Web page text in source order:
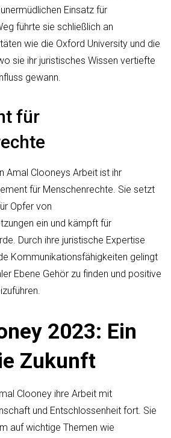
Einsatz für
führte sie schließlich an
wie die Oxford University und die
sie ihr juristisches Wissen vertiefte
gewann.
für
Amal Clooneys Arbeit ist ihr
für Menschenrechte. Sie setzt
Opfer von
ein und kämpft für
Durch ihre juristische Expertise
Kommunikationsfähigkeiten gelingt
Ebene Gehör zu finden und positive
2023: Ein
Zukunft
Clooney ihre Arbeit mit
und Entschlossenheit fort. Sie
auf wichtige Themen wie